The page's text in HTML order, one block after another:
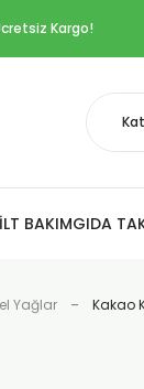
Kargo!
BAKIMGIDA
Yağlar Kakao